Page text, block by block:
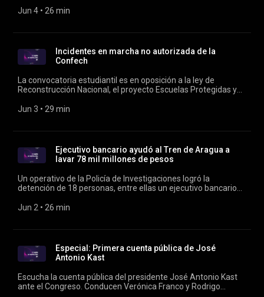
el mismo predio o un terreno distinto". Conducen Verónica
Jun 4 • 26 min
Incidentes en marcha no autorizada de la
Confech
La convocatoria estudiantil es en oposición a la ley de
Reconstrucción Nacional, el proyecto Escuelas Protegidas y
Rodrigo Vergara.
Jun 3 • 29 min
Ejecutivo bancario ayudó al Tren de Aragua a
lavar 78 mil millones de pesos
Un operativo de la Policía de Investigaciones logró la
detención de 18 personas, entre ellas un ejecutivo bancario
cometidos por el Tren de Aragua. Conducen Verónica Franco
Jun 2 • 26 min
Especial: Primera cuenta pública de José
Antonio Kast
Escucha la cuenta pública del presidente José Antonio Kast
ante el Congreso. Conducen Verónica Franco y Rodrigo